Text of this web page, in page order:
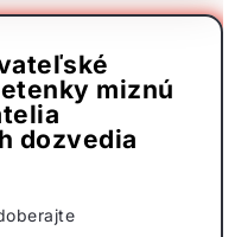
miznú
dozvedia